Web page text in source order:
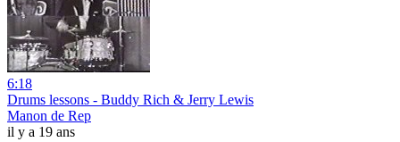
6:18
Drums lessons - Buddy Rich & Jerry Lewis
Manon de Rep
il y a 19 ans